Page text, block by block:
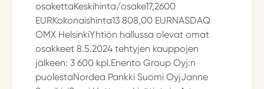
osakettaKeskihinta/osake17,2600
EURKokonaishinta13 808,00 EURNASDAQ
OMX HelsinkiYhtiön hallussa olevat omat
osakkeet 8.5.2024 tehtyjen kauppojen
jälkeen: 3 600 kpl.Enento Group Oyj:n
puolestaNordea Pankki Suomi OyjJanne